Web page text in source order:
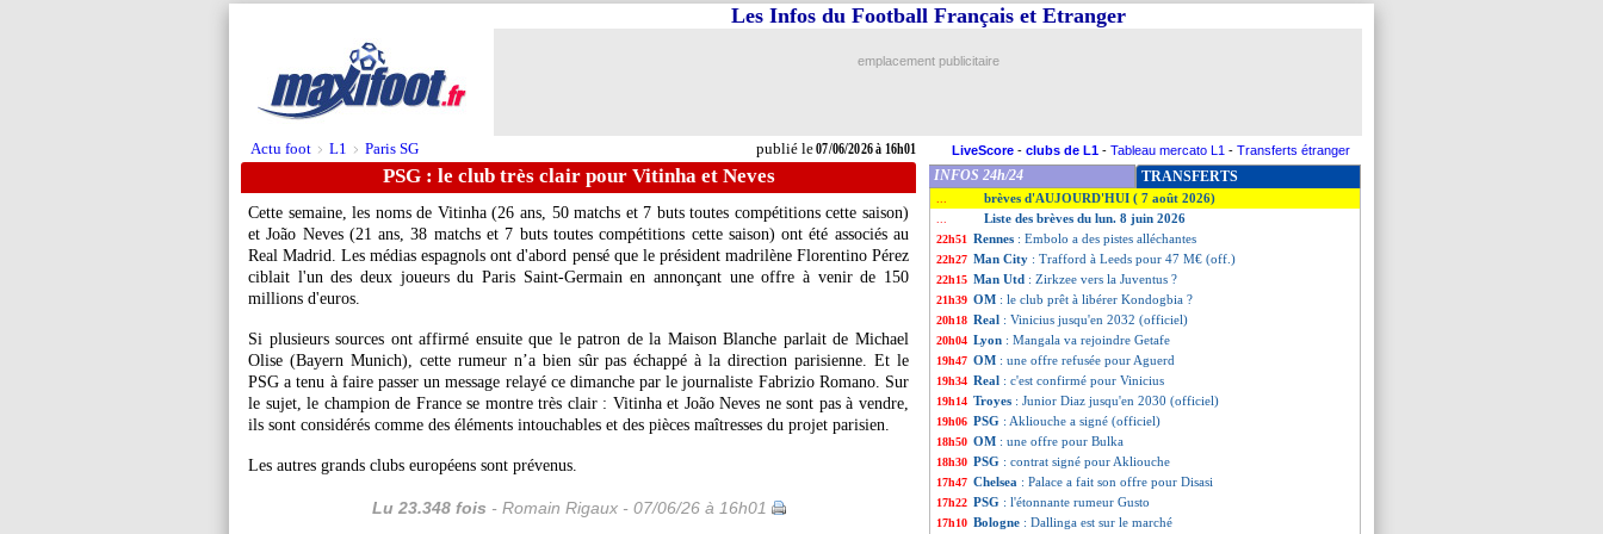
Actu foot > L1 > Paris SG publié le07/06/2026 à 16h01
Les Infos du Football Français et Etranger
emplacement publicitaire
LiveScore - clubs de L1 - Tableau mercato L1 - Transferts étranger
PSG : le club très clair pour Vitinha et Neves
Cette semaine, les noms de Vitinha(26 ans, 50 matchs et 7 buts toutes compétitions cette saison)
et João Neves(21 ans, 38 matchs et 7 buts toutes compétitions cette saison) ont été associés au
Real Madrid. Les médias espagnols ont d'abord pensé que le président madrilène Florentino Pérez
ciblait l'un des deux joueurs du Paris Saint-Germain en annonçant une offre à venir de 150
millions d'euros.
Si plusieurs sources ont affirmé ensuite que le patron de la Maison Blanche parlait de Michael
Olise (Bayern Munich), cette rumeur n’a bien sûr pas échappé à la direction parisienne. Et le
PSG a tenu à faire passer un message relayé ce dimanche par le journaliste Fabrizio Romano. Sur
le sujet, le champion de France se montre très clair : Vitinha et João Neves ne sont pas à vendre,
ils sont considérés comme des éléments intouchables et des pièces maîtresses du projet parisien.
Les autres grands clubs européens sont prévenus.
Lu 23.348 fois - Romain Rigaux - 07/06/26 à 16h01
INFOS 24h/24 TRANSFERTS
brèves d'AUJOURD'HUI ( 7 août 2026)
Liste des brèves du lun. 8 juin 2026
22h51 Rennes : Embolo a des pistes alléchantes
22h27 Man City : Trafford à Leeds pour 47 M€ (off.)
22h15 Man Utd : Zirkzee vers la Juventus ?
21h39 OM : le club prêt à libérer Kondogbia ?
20h18 Real : Vinicius jusqu'en 2032 (officiel)
20h04 Lyon : Mangala va rejoindre Getafe
19h47 OM : une offre refusée pour Aguerd
19h34 Real : c'est confirmé pour Vinicius
19h14 Troyes : Junior Diaz jusqu'en 2030 (officiel)
19h06 PSG : Akliouche a signé (officiel)
18h50 OM : une offre pour Bulka
18h30 PSG : contrat signé pour Akliouche
17h47 Chelsea : Palace a fait son offre pour Disasi
17h22 PSG : l'étonnante rumeur Gusto
17h10 Bologne : Dallinga est sur le marché